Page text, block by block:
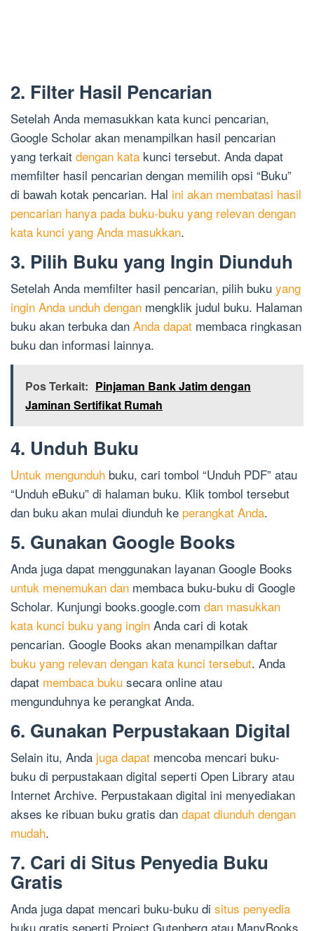
2. Filter Hasil Pencarian
Setelah Anda memasukkan kata kunci pencarian,
Google Scholar akan menampilkan hasil pencarian
yang terkait dengan kata kunci tersebut. Anda dapat
memfilter hasil pencarian dengan memilih opsi “Buku”
di bawah kotak pencarian. Hal ini akan membatasi hasil
pencarian hanya pada buku-buku yang relevan dengan
kata kunci yang Anda masukkan.
3. Pilih Buku yang Ingin Diunduh
Setelah Anda memfilter hasil pencarian, pilih buku yang
ingin Anda unduh dengan mengklik judul buku. Halaman
buku akan terbuka dan Anda dapat membaca ringkasan
buku dan informasi lainnya.
Pos Terkait: Pinjaman Bank Jatim dengan
Jaminan Sertifikat Rumah
4. Unduh Buku
Untuk mengunduh buku, cari tombol “Unduh PDF” atau
“Unduh eBuku” di halaman buku. Klik tombol tersebut
dan buku akan mulai diunduh ke perangkat Anda.
5. Gunakan Google Books
Anda juga dapat menggunakan layanan Google Books
untuk menemukan dan membaca buku-buku di Google
Scholar. Kunjungi books.google.com dan masukkan
kata kunci buku yang ingin Anda cari di kotak
pencarian. Google Books akan menampilkan daftar
buku yang relevan dengan kata kunci tersebut. Anda
dapat membaca buku secara online atau
mengunduhnya ke perangkat Anda.
6. Gunakan Perpustakaan Digital
Selain itu, Anda juga dapat mencoba mencari buku-
buku di perpustakaan digital seperti Open Library atau
Internet Archive. Perpustakaan digital ini menyediakan
akses ke ribuan buku gratis dan dapat diunduh dengan
mudah.
7. Cari di Situs Penyedia Buku
Gratis
Anda juga dapat mencari buku-buku di situs penyedia
buku gratis seperti Project Gutenberg atau ManyBooks.